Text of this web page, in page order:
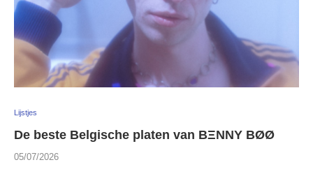
Lijstjes
De beste Belgische platen van BΞNNY BØØ
05/07/2026